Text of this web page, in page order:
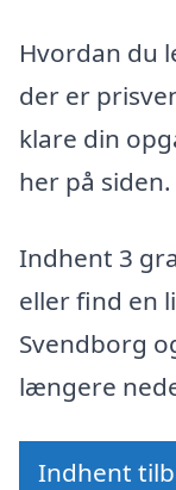
Hvordan du
der er
klare din
her på siden.
Indhent 3
eller find en
Svendborg
længere
Indhent